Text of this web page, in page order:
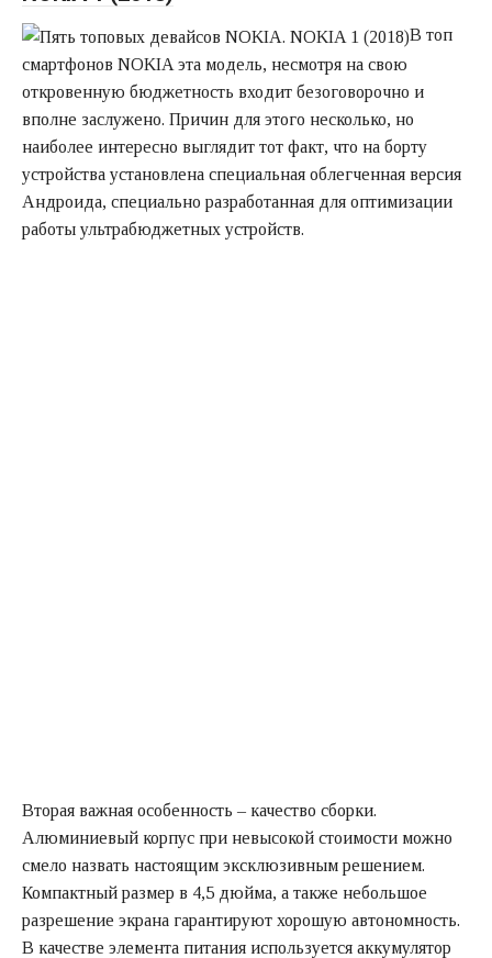
В топ
смартфонов NOKIA эта модель, несмотря на свою
откровенную бюджетность входит безоговорочно и
вполне заслужено. Причин для этого несколько, но
наиболее интересно выглядит тот факт, что на борту
устройства установлена специальная облегченная версия
Андроида, специально разработанная для оптимизации
работы ультрабюджетных устройств.
Вторая важная особенность – качество сборки.
Алюминиевый корпус при невысокой стоимости можно
смело назвать настоящим эксклюзивным решением.
Компактный размер в 4,5 дюйма, а также небольшое
разрешение экрана гарантируют хорошую автономность.
В качестве элемента питания используется аккумулятор